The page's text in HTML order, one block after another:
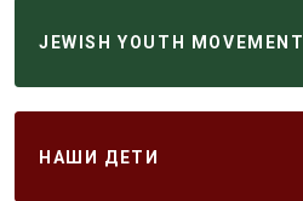
JEWISH YOUTH MOVEMENT
НАШИ ДЕТИ